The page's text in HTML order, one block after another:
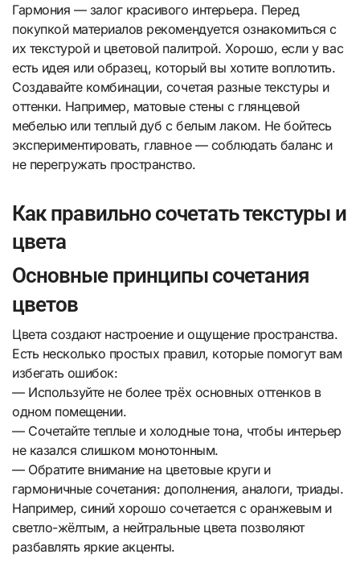
Гармония — залог красивого интерьера. Перед
покупкой материалов рекомендуется ознакомиться с
их текстурой и цветовой палитрой. Хорошо, если у вас
есть идея или образец, который вы хотите воплотить.
Создавайте комбинации, сочетая разные текстуры и
оттенки. Например, матовые стены с глянцевой
мебелью или теплый дуб с белым лаком. Не бойтесь
экспериментировать, главное — соблюдать баланс и
не перегружать пространство.
Как правильно сочетать текстуры и
цвета
Основные принципы сочетания
цветов
Цвета создают настроение и ощущение пространства.
Есть несколько простых правил, которые помогут вам
избегать ошибок:
— Используйте не более трёх основных оттенков в
одном помещении.
— Сочетайте теплые и холодные тона, чтобы интерьер
не казался слишком монотонным.
— Обратите внимание на цветовые круги и
гармоничные сочетания: дополнения, аналоги, триады.
Например, синий хорошо сочетается с оранжевым и
светло-жёлтым, а нейтральные цвета позволяют
разбавлять яркие акценты.